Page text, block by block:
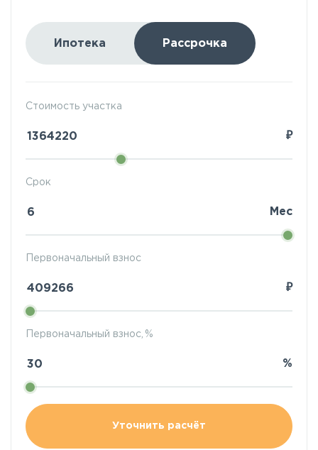
Ипотека Рассрочка
Стоимость участка
₽
Первоначальный взнос
₽
Срок
Мес
Первоначальный взнос, %
%
Уточнить расчёт